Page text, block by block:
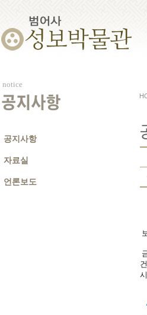
notice
공지사항
공지사항
자료실
언론보도